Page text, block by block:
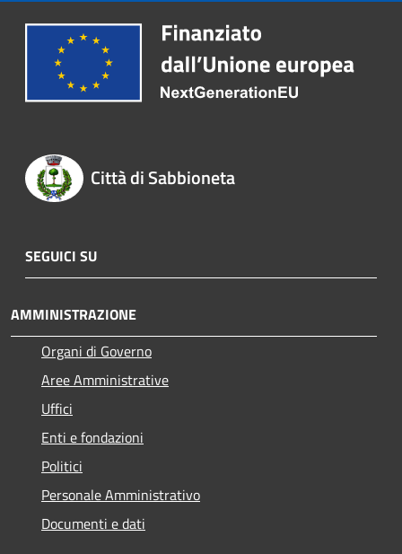
Città di Sabbioneta
SEGUICI SU
AMMINISTRAZIONE
Organi di Governo
Aree Amministrative
Uffici
Enti e fondazioni
Politici
Personale Amministrativo
Documenti e dati